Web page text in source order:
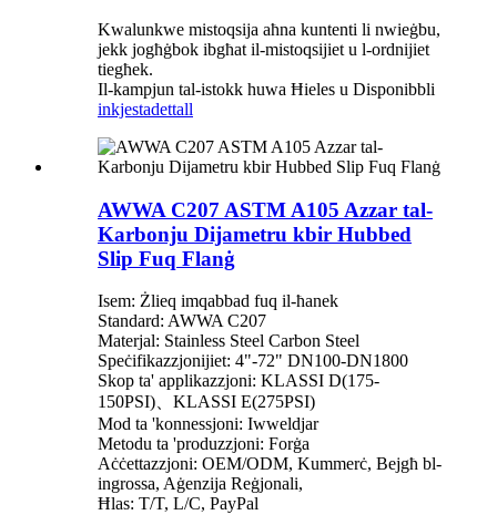
Kwalunkwe mistoqsija aħna kuntenti li nwieġbu,
jekk jogħġbok ibgħat il-mistoqsijiet u l-ordnijiet
tiegħek.
Il-kampjun tal-istokk huwa Ħieles u Disponibbli
inkjestadettall
AWWA C207 ASTM A105 Azzar tal-
Karbonju Dijametru kbir Hubbed
Slip Fuq Flanġ
Isem: Żlieq imqabbad fuq il-ħanek
Standard: AWWA C207
Materjal: Stainless Steel Carbon Steel
Speċifikazzjonijiet: 4"-72" DN100-DN1800
Skop ta' applikazzjoni: KLASSI D(175-
150PSI)、KLASSI E(275PSI)
Mod ta 'konnessjoni: Iwweldjar
Metodu ta 'produzzjoni: Forġa
Aċċettazzjoni: OEM/ODM, Kummerċ, Bejgħ bl-
ingrossa, Aġenzija Reġjonali,
Ħlas: T/T, L/C, PayPal